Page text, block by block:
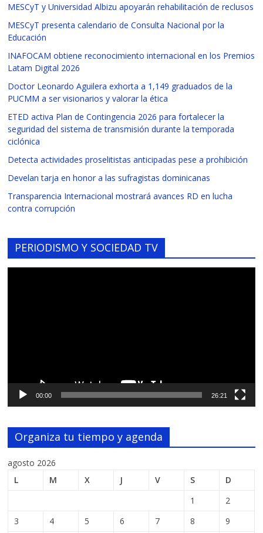
MESCyT y Universidad Albizu apoyarán rehabilitación de reclusos
MESCyT presenta calendario de Consulta Nacional por la
Educación
INAFOCAM obtiene reconocimiento internacional en los Premios
Latam Digital 2026
Doctor Leonardo Aguilera exhorta a 1,149 graduados de la
PUCMM a ser visionarios y valorar la ética
ETED activa Plan de Contingencia 2026 para fortalecer la
seguridad del sistema de transmisión durante la temporada
ciclónica
Detecta actividades proselitistas anticipadas pese a prohibición
Develan tarja en honor a las sufragistas dominicanas
Transparencia Internacional mostrará avances RD en lucha
contra corrupción
PERIODISMO Y SOCIEDAD TV
00:00 26:21
Organiza tu tiempo y agenda
agosto 2026
L
M X J V S
D
1
2
3
4 5 6 7 8 9